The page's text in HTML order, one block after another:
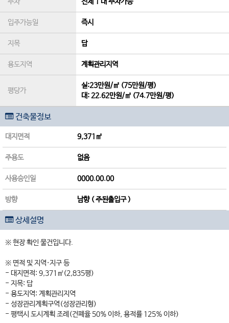
입주가능일 즉시
지목 답
용도지역 계획관리지역
평당가
실:23만원/㎡ (75만원/평)
대:22.62만원/㎡ (74.7만원/평)
건축물정보
대지면적 9,371㎡
주용도 없음
사용승인일 0000.00.00
방향 남향 ( 주된출입구 )
상세설명
※ 현장 확인 물건입니다.
※ 면적 및 지역·지구 등
- 대지면적: 9,371㎡(2,835평)
- 지목: 답
- 용도지역: 계획관리지역
- 성장관리계획구역(성장관리형)
- 평택시 도시계획 조례(건폐율 50% 이하, 용적률 125% 이하)